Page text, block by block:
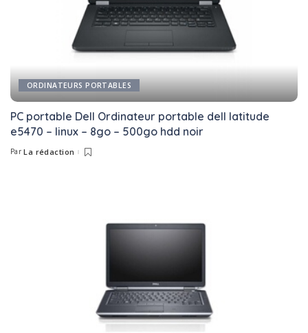
ORDINATEURS PORTABLES
PC portable Dell Ordinateur portable dell latitude
e5470 – linux – 8go – 500go hdd noir
Posted
Par La rédaction